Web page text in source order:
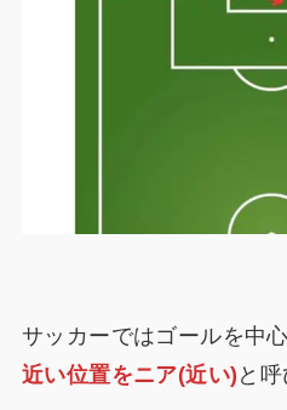
サッカーではゴールを中
近い位置をニア(近い) と呼